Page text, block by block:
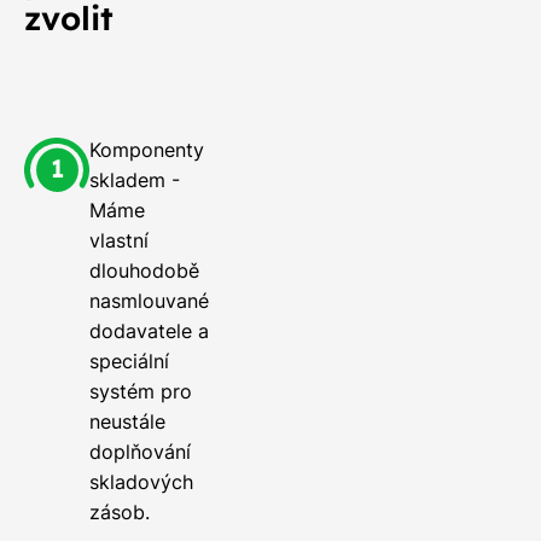
zvolit
Komponenty
skladem -
Máme
vlastní
dlouhodobě
nasmlouvané
dodavatele a
speciální
systém pro
neustále
doplňování
skladových
zásob.